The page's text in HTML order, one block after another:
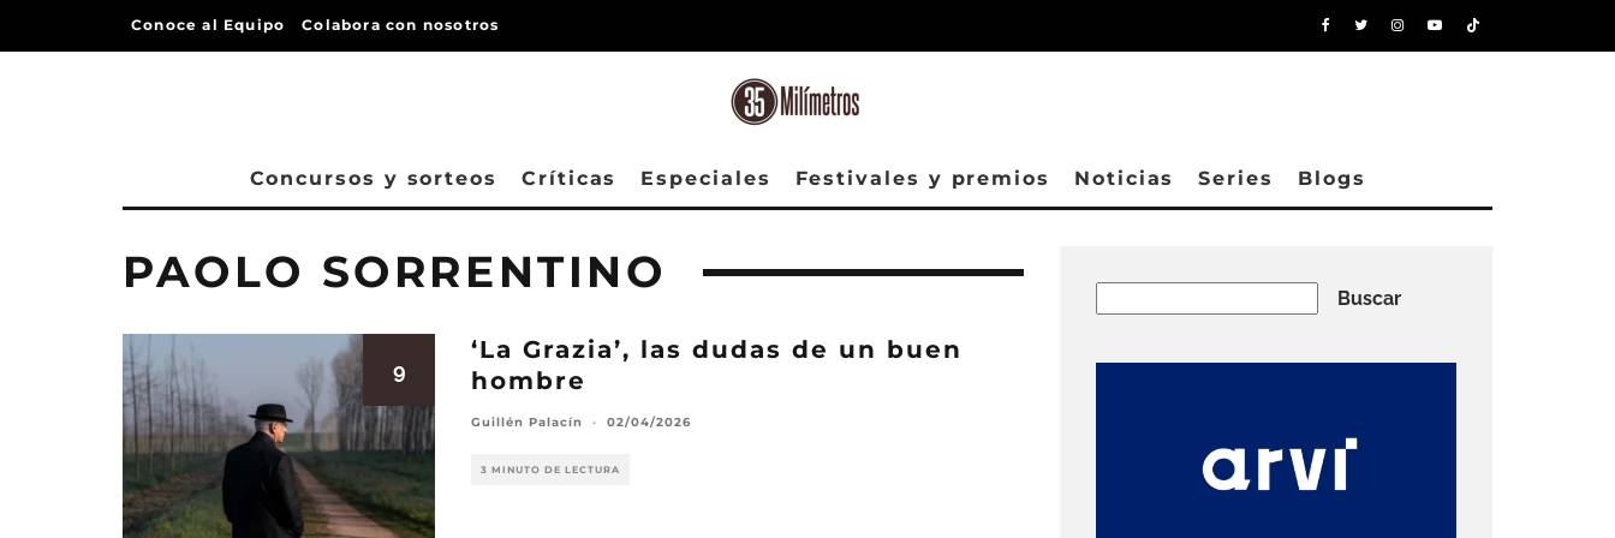
Conoce al Equipo Colabora con nosotros
Concursos y sorteos Críticas Especiales Festivales y premios Noticias Series Blogs
PAOLO SORRENTINO
9
‘La Grazia’, las dudas de un buen
hombre
Guillén Palacín · 02/04/2026
3 MINUTO DE LECTURA
Buscar